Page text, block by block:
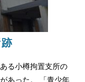
る小樽拘置支所の
あった。 「青少年